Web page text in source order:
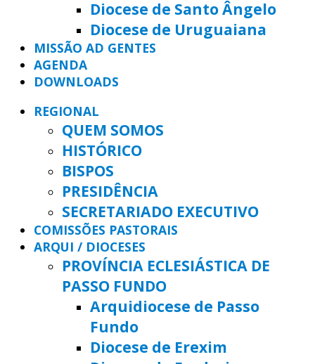
Diocese de Santo Ângelo
Diocese de Uruguaiana
MISSÃO AD GENTES
AGENDA
DOWNLOADS
REGIONAL
QUEM SOMOS
HISTÓRICO
BISPOS
PRESIDÊNCIA
SECRETARIADO EXECUTIVO
COMISSÕES PASTORAIS
ARQUI / DIOCESES
PROVÍNCIA ECLESIÁSTICA DE
PASSO FUNDO
Arquidiocese de Passo
Fundo
Diocese de Erexim